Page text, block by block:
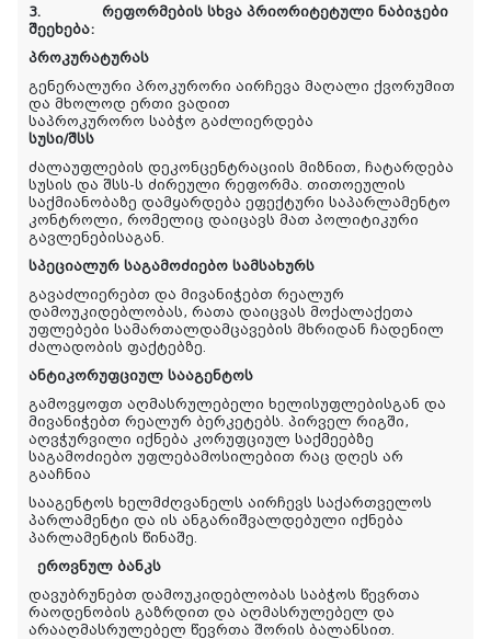
3.
რეფორმების სხვა პრიორიტეტული ნაბიჯები
შეეხება:
პროკურატურას
გენერალური პროკურორი აირჩევა მაღალი ქვორუმით
და მხოლოდ ერთი ვადით
საპროკურორო საბჭო გაძლიერდება
სუსი/შსს
ძალაუფლების დეკონცენტრაციის მიზნით, ჩატარდება
სუსის და შსს-ს ძირეული რეფორმა. თითოეულის
საქმიანობაზე დამყარდება ეფექტური საპარლამენტო
კონტროლი, რომელიც დაიცავს მათ პოლიტიკური
გავლენებისაგან.
სპეციალურ საგამოძიებო სამსახურს
გავაძლიერებთ და მივანიჭებთ რეალურ
დამოუკიდებლობას, რათა დაიცვას მოქალაქეთა
უფლებები სამართალდამცავების მხრიდან ჩადენილ
ძალადობის ფაქტებზე.
ანტიკორუფციულ სააგენტოს
გამოვყოფთ აღმასრულებელი ხელისუფლებისგან და
მივანიჭებთ რეალურ ბერკეტებს. პირველ რიგში,
აღვჭურვილი იქნება კორუფციულ საქმეებზე
საგამოძიებო უფლებამოსილებით რაც დღეს არ
გააჩნია
სააგენტოს ხელმძღვანელს აირჩევს საქართველოს
პარლამენტი და ის ანგარიშვალდებული იქნება
პარლამენტის წინაშე.
ეროვნულ ბანკს
დავუბრუნებთ დამოუკიდებლობას საბჭოს წევრთა
რაოდენობის გაზრდით და აღმასრულებელ და
არააღმასრულებელ წევრთა შორის ბალანსით.